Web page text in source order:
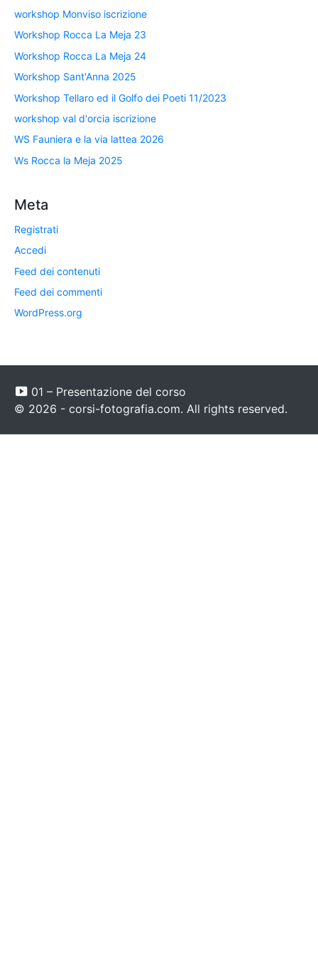
workshop Monviso iscrizione
Workshop Rocca La Meja 23
Workshop Rocca La Meja 24
Workshop Sant'Anna 2025
Workshop Tellaro ed il Golfo dei Poeti 11/2023
workshop val d'orcia iscrizione
WS Fauniera e la via lattea 2026
Ws Rocca la Meja 2025
Meta
Registrati
Accedi
Feed dei contenuti
Feed dei commenti
WordPress.org
01 – Presentazione del corso
© 2026 - corsi-fotografia.com. All rights reserved.